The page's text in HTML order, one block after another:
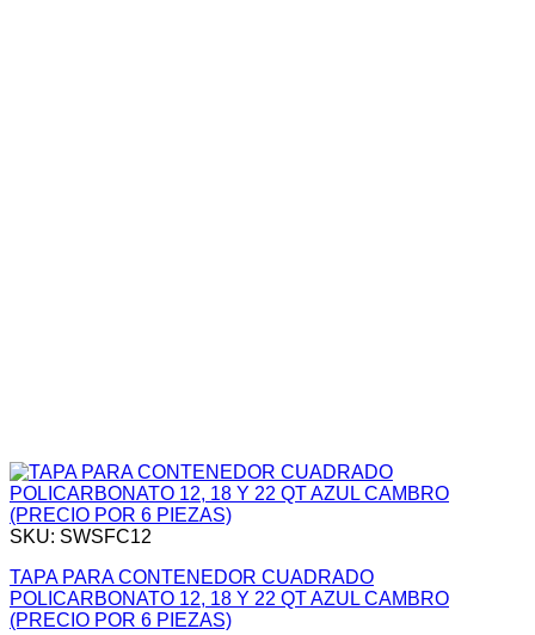
SKU: SWSFC12
TAPA PARA CONTENEDOR CUADRADO
POLICARBONATO 12, 18 Y 22 QT AZUL CAMBRO
(PRECIO POR 6 PIEZAS)